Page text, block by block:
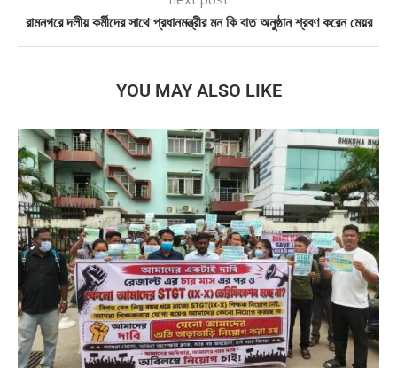
রামনগরে দলীয় কর্মীদের সাথে প্রধানমন্ত্রীর মন কি বাত অনুষ্ঠান শ্রবণ করেন মেয়র
YOU MAY ALSO LIKE